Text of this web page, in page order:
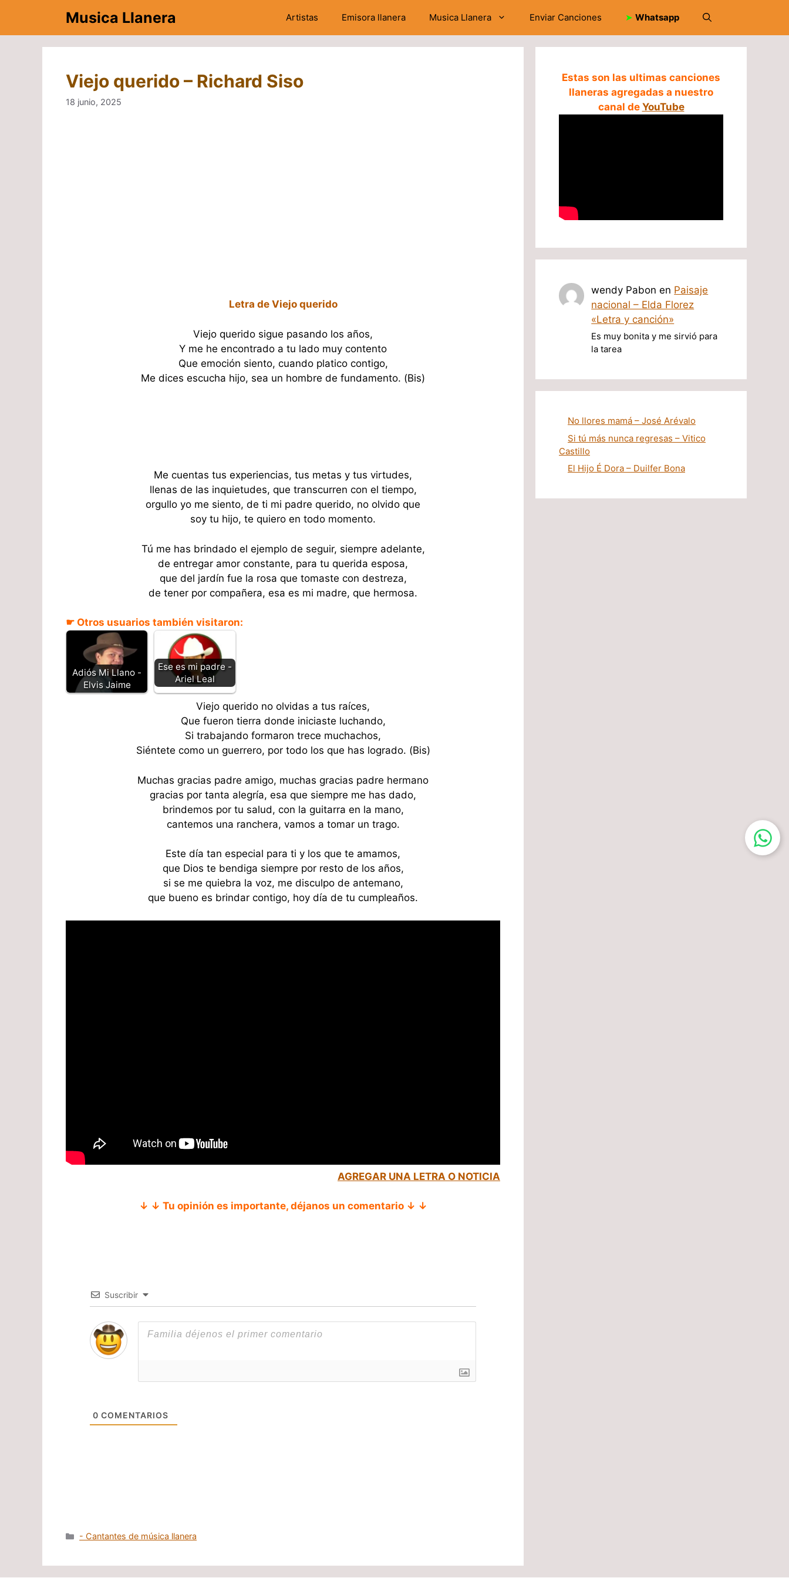
contenido
Musica Llanera Artistas Emisora llanera Musica Llanera Enviar Canciones ➤ Whatsapp
Viejo querido – Richard Siso
18 junio, 2025
Letra de Viejo querido
Viejo querido sigue pasando los años,
Y me he encontrado a tu lado muy contento
Que emoción siento, cuando platico contigo,
Me dices escucha hijo, sea un hombre de fundamento. (Bis)
Me cuentas tus experiencias, tus metas y tus virtudes,
llenas de las inquietudes, que transcurren con el tiempo,
orgullo yo me siento, de ti mi padre querido, no olvido que
soy tu hijo, te quiero en todo momento.
Tú me has brindado el ejemplo de seguir, siempre adelante,
de entregar amor constante, para tu querida esposa,
que del jardín fue la rosa que tomaste con destreza,
de tener por compañera, esa es mi madre, que hermosa.
☛ Otros usuarios también visitaron:
Adiós Mi Llano -
Elvis Jaime
Ese es mi padre -
Ariel Leal
Viejo querido no olvidas a tus raíces,
Que fueron tierra donde iniciaste luchando,
Si trabajando formaron trece muchachos,
Siéntete como un guerrero, por todo los que has logrado. (Bis)
Muchas gracias padre amigo, muchas gracias padre hermano
gracias por tanta alegría, esa que siempre me has dado,
brindemos por tu salud, con la guitarra en la mano,
cantemos una ranchera, vamos a tomar un trago.
Este día tan especial para ti y los que te amamos,
que Dios te bendiga siempre por resto de los años,
si se me quiebra la voz, me disculpo de antemano,
que bueno es brindar contigo, hoy día de tu cumpleaños.
AGREGAR UNA LETRA O NOTICIA
↓ ↓ Tu opinión es importante, déjanos un comentario ↓ ↓
Suscribir
0 COMENTARIOS
Categorías
- Cantantes de música llanera
Estas son las ultimas canciones
llaneras agregadas a nuestro
canal de YouTube
wendy Pabon en Paisaje
nacional – Elda Florez
«Letra y canción»
Es muy bonita y me sirvió para
la tarea
No llores mamá – José Arévalo
Si tú más nunca regresas – Vitico
Castillo
El Hijo É Dora – Duilfer Bona